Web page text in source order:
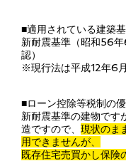
■適用されている建築
新耐震基準（昭和56
認）
※現行法は平成12年6月
■ローン控除等税制の
新耐震基準の建物です
造ですので、 現状のま
用できませんが、
既存住宅売買かし保険